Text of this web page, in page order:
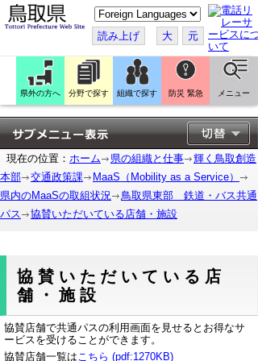
こ
の
ペ
ー
ジ
翻
訳
す
る
読み上げ 大 元
県外の方へ 分野で探す 組織で探す 防災 緊急 メニュー
現在の位置： ホーム 県の組織と仕事
輝く鳥取創造
本部
交通政策課
MaaS（Mobility as a Service）
県内のMaaSの取組状況
鳥取県東部 鉄道・バス共通
パス
協賛いただいている店舗・施設
協賛いただいている店
舗・施設
協賛店舗で共通パスの利用画面を見せるとお得なサ
ービスを受けることができます。
協賛店舗一覧はこちら (pdf:1270KB)